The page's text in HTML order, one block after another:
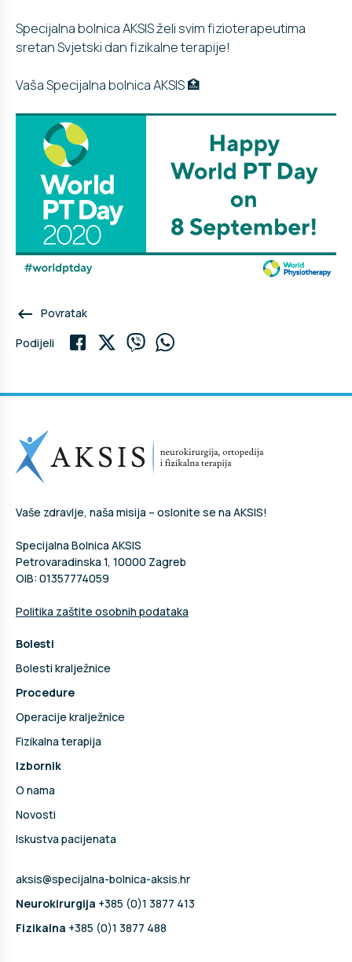
Specijalna bolnica AKSIS želi svim fizioterapeutima
sretan Svjetski dan fizikalne terapije!
Vaša Specijalna bolnica AKSIS 🏥
keyboard_backspace Povratak
Podijeli
Vaše zdravlje, naša misija – oslonite se na AKSIS!
Specijalna Bolnica AKSIS
Petrovaradinska 1, 10000 Zagreb
OIB: 01357774059
Politika zaštite osobnih podataka
Bolesti
Bolesti kralježnice
Procedure
Operacije kralježnice
Fizikalna terapija
Izbornik
O nama
Novosti
Iskustva pacijenata
aksis@specijalna-bolnica-aksis.hr
Neurokirurgija +385 (0)1 3877 413
Fizikalna +385 (0)1 3877 488